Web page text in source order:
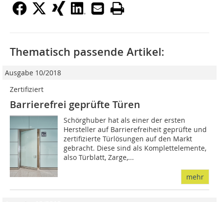
Thematisch passende Artikel:
Ausgabe 10/2018
Zertifiziert
Barrierefrei geprüfte Türen
Schörghuber hat als einer der ersten
Hersteller auf Barrierefreiheit geprüfte und
zertifizierte Türlösungen auf den Markt
gebracht. Diese sind als Komplettelemente,
also Türblatt, Zarge,...
mehr